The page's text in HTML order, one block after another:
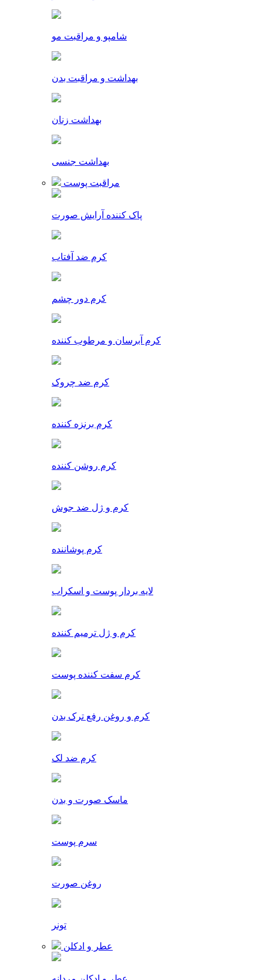
شامپو و مراقبت مو
بهداشت و مراقبت بدن
بهداشت زنان
بهداشت جنسی
مراقبت پوست
پاک کننده آرایش صورت
کرم ضد آفتاب
کرم دور چشم
کرم آبرسان و مرطوب کننده
کرم ضد چروک
کرم برنزه کننده
کرم روشن کننده
کرم و ژل ضد جوش
کرم پوشاننده
لایه بردار پوست و اسکراب
کرم و ژل ترمیم کننده
کرم سفت کننده پوست
کرم و روغن رفع ترک بدن
کرم ضد لک
ماسک صورت و بدن
سرم پوست
روغن صورت
تونر
عطر و ادکلن